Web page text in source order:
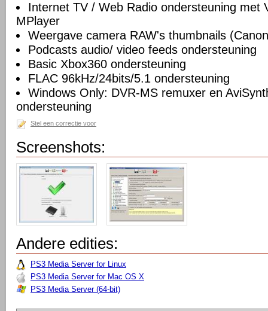
Internet TV / Web Radio ondersteuning met
MPlayer
Weergave camera RAW's thumbnails
Podcasts audio/ video feeds ondersteuning
Basic Xbox360 ondersteuning
FLAC 96kHz/24bits/5.1 ondersteuning
Windows Only: DVR-MS remuxer en
ondersteuning
Stel een correctie voor
Screenshots:
Andere edities:
PS3 Media Server for Linux
PS3 Media Server for Mac OS X
PS3 Media Server (64-bit)